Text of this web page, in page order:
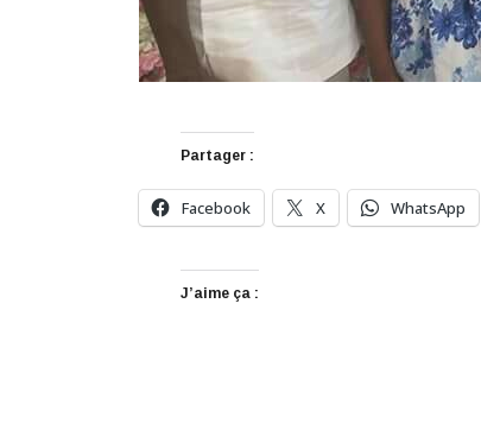
Partager :
Facebook X WhatsApp
J’aime ça :